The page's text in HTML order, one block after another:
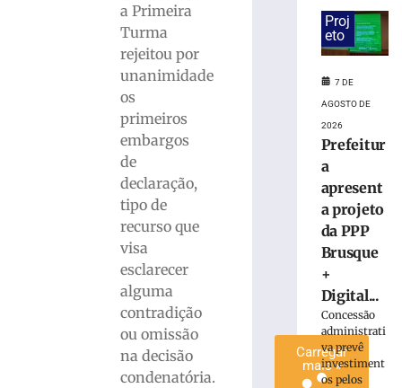
a Primeira
Turma
rejeitou por
unanimidade
os
primeiros
embargos
de
declaração,
tipo de
recurso que
visa
esclarecer
alguma
contradição
ou omissão
na decisão
condenatória.
define
candidatos
Brusque
disputar
Carregar
mais »
Proj
eto
7 DE
AGOSTO DE
2026
Prefeitur
a
apresent
a projeto
da PPP
Brusque
+
Digital...
Concessão
administrati
va prevê
investiment
os pelos